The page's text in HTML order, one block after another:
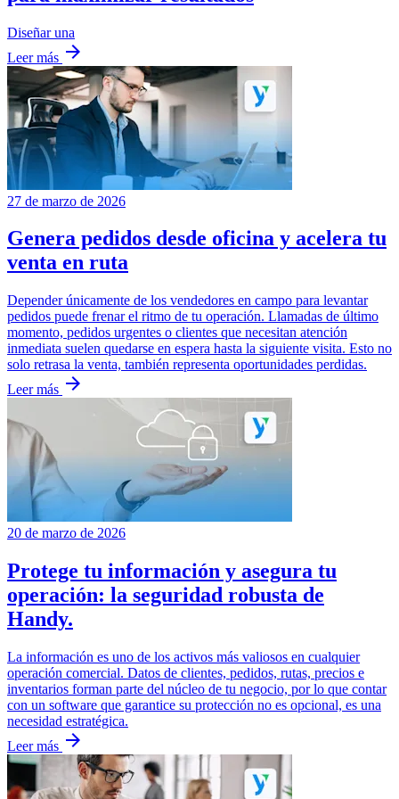
Diseñar una
Leer más arrow_forward
27 de marzo de 2026
Genera pedidos desde oficina y acelera tu
venta en ruta
Depender únicamente de los vendedores en campo para levantar
pedidos puede frenar el ritmo de tu operación. Llamadas de último
momento, pedidos urgentes o clientes que necesitan atención
inmediata suelen quedarse en espera hasta la siguiente visita. Esto no
solo retrasa la venta, también representa oportunidades perdidas.
Leer más arrow_forward
20 de marzo de 2026
Protege tu información y asegura tu
operación: la seguridad robusta de
Handy.
La información es uno de los activos más valiosos en cualquier
operación comercial. Datos de clientes, pedidos, rutas, precios e
inventarios forman parte del núcleo de tu negocio, por lo que contar
con un software que garantice su protección no es opcional, es una
necesidad estratégica.
Leer más arrow_forward